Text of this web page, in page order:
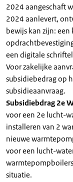
2024 aangeschaft
2024 aanlevert,
bewijs kan zijn:
een digitale
Voor zakelijke
subsidiebedrag op
subsidieaanvraag.
Subsidiebdrag 2e
voor een 2e lucht-
installeren van 2
nieuwe
voor een lucht-
situatie.